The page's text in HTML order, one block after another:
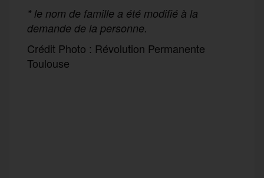
* le nom de famille a été modifié à la
demande de la personne.
Crédit Photo : Révolution Permanente
Toulouse